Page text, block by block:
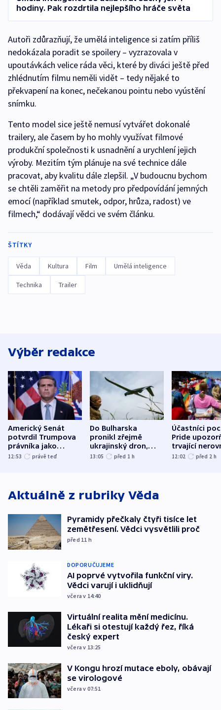
hodiny. Pak rozdrtila nejlepšího hráče světa
Autoři zdůrazňují, že umělá inteligence si zatím příliš
nedokázala poradit se spoilery –⁠ vyzrazovala v
upoutávkách velice ráda věci, které by diváci ještě před
zhlédnutím filmu neměli vidět –⁠ tedy nějaké to
překvapení na konec, nečekanou pointu nebo vyústění
snímku.
Tento model sice ještě nemusí vytvářet dokonalé
trailery, ale časem by ho mohly využívat filmové
produkční společnosti k usnadnění a urychlení jejich
výroby. Mezitím tým plánuje na své technice dále
pracovat, aby kvalitu dále zlepšil. „V budoucnu bychom
se chtěli zaměřit na metody pro předpovídání jemných
emocí (například smutek, odpor, hrůza, radost) ve
filmech,“ dodávají vědci ve svém článku.
ŠTÍTKY
Věda Kultura Film Umělá inteligence
Technika Trailer
Výběr redakce
Americký Senát
potvrdil Trumpova
právníka jako
ministra
12:53 právě teď
Do Bulharska
pronikl zřejmě
ukrajinský dron,
explodoval kilometr
13:05 před 1 h
Účastníci
Pride
trvající
12:02 před 2 h
Aktuálně z rubriky Věda
Pyramidy přečkaly čtyři tisíce let
zemětřesení. Vědci vysvětlili proč
před 11 h
DOPORUČUJEME
AI poprvé vytvořila funkční viry.
Vědci varují i uklidňují
včera v 14:40
Virtuální realita mění medicínu.
Lékaři si otestují každý řez, říká
český expert
včera v 13:25
V Kongu hrozí mutace eboly, obávají
se virologové
včera v 07:51